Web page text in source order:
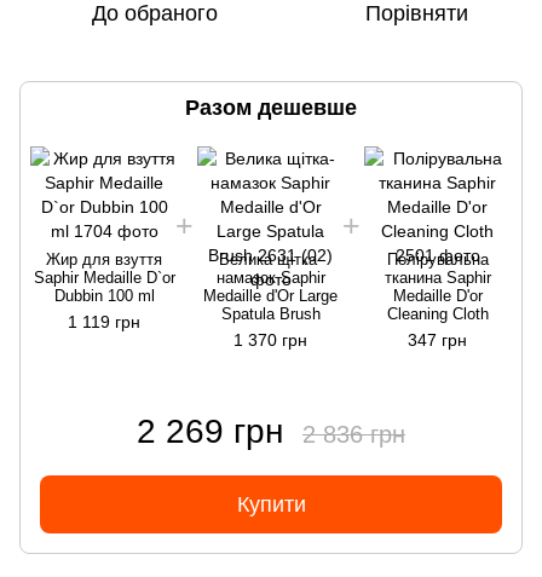
До обраного Порівняти
Разом дешевше
Жир для взуття
Saphir Medaille D`or
Dubbin 100 ml
1 119 грн
Велика щітка-
намазок Saphir
Medaille d'Or Large
Spatula Brush
1 370 грн
Полірувальна
тканина Saphir
Medaille D'or
Cleaning Cloth
347 грн
2 269 грн 2 836 грн
Купити